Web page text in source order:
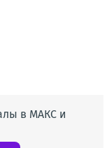
в МАКС и